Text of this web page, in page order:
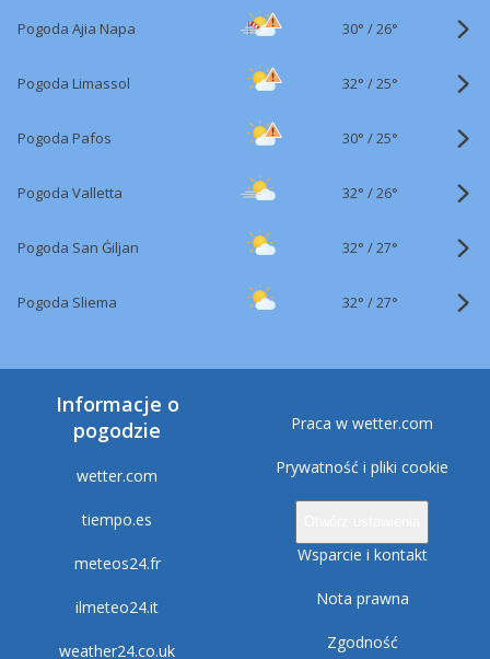
Pogoda Ajia Napa 30° /26°
Pogoda Limassol 32° /25°
Pogoda Pafos 30° /25°
Pogoda Valletta 32° /26°
Pogoda San Ġiljan 32° /27°
Pogoda Sliema 32° /27°
Informacje o
pogodzie
wetter.com
tiempo.es
meteos24.fr
ilmeteo24.it
weather24.co.uk
Praca w wetter.com
Prywatność i pliki cookie
Wsparcie i kontakt
Nota prawna
Zgodność